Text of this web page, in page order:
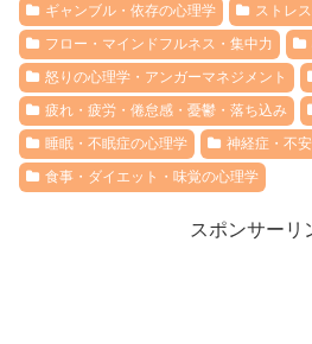
ギャンブル・依存の心理学
ストレ
フロー・マインドフルネス・集中力
怒りの心理学・アンガーマネジメント
疲れ・疲労・倦怠感・憂鬱・落ち込み
睡眠・不眠症の心理学
神経症・不
食事・ダイエット・味覚の心理学
スポンサーリ